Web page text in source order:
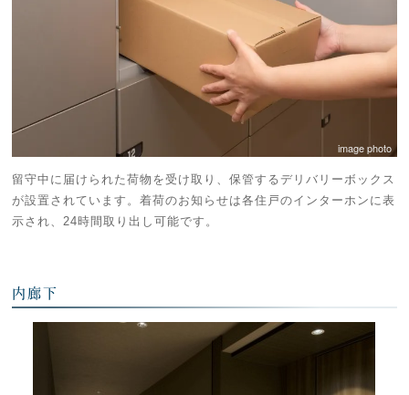
image photo
留守中に届けられた荷物を受け取り、保管するデリバリーボックス
が設置されています。着荷のお知らせは各住戸のインターホンに表
示され、24時間取り出し可能です。
内廊下